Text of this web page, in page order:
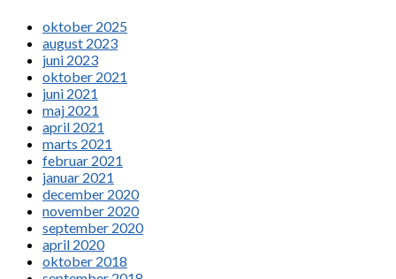
oktober 2025
august 2023
juni 2023
oktober 2021
juni 2021
maj 2021
april 2021
marts 2021
februar 2021
januar 2021
december 2020
november 2020
september 2020
april 2020
oktober 2018